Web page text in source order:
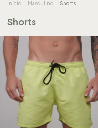
Início Masculino Shorts
Shorts